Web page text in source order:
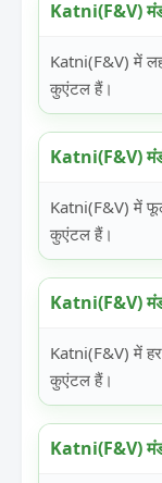
Katni(F&V)
Katni(F&V) में
कुएंटल हैं।
Katni(F&V)
Katni(F&V) में
कुएंटल हैं।
Katni(F&V)
Katni(F&V) में
कुएंटल हैं।
Katni(F&V)